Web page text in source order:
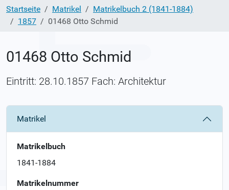
Startseite Matrikel
Matrikelbuch 2 (1841-1884)
1857
01468 Otto Schmid
01468 Otto Schmid
Eintritt: 28.10.1857 Fach: Architektur
Matrikel
Matrikelbuch
1841-1884
Matrikelnummer